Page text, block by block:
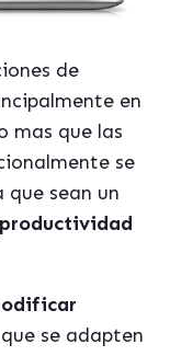
de
en
mas que las
se
sean un
que se adapten